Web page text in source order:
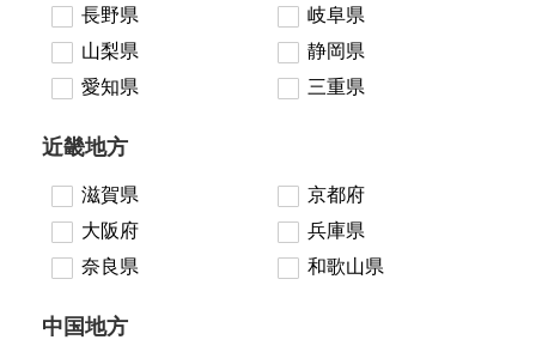
長野県
岐阜県
山梨県
静岡県
愛知県
三重県
近畿地方
滋賀県
京都府
大阪府
兵庫県
奈良県
和歌山県
中国地方